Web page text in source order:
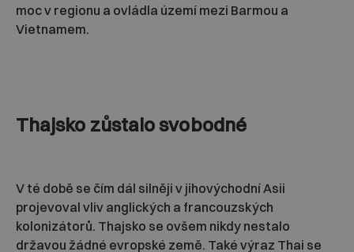
moc v regionu a ovládla území mezi Barmou a
Vietnamem.
Thajsko zůstalo svobodné
V té době se čím dál silněji v jihovýchodní Asii
projevoval vliv anglických a francouzských
kolonizátorů. Thajsko se ovšem nikdy nestalo
državou žádné evropské země. Také výraz Thai se